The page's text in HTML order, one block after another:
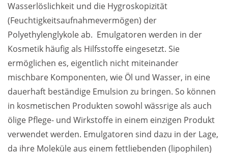
Wasserlöslichkeit und die Hygroskopizität
(Feuchtigkeitsaufnahmevermögen) der
Polyethylenglykole ab.  Emulgatoren werden in der
Kosmetik häufig als Hilfsstoffe eingesetzt. Sie
ermöglichen es, eigentlich nicht miteinander
mischbare Komponenten, wie Öl und Wasser, in eine
dauerhaft beständige Emulsion zu bringen. So können
in kosmetischen Produkten sowohl wässrige als auch
ölige Pflege- und Wirkstoffe in einem einzigen Produkt
verwendet werden. Emulgatoren sind dazu in der Lage,
da ihre Moleküle aus einem fettliebenden (lipophilen)